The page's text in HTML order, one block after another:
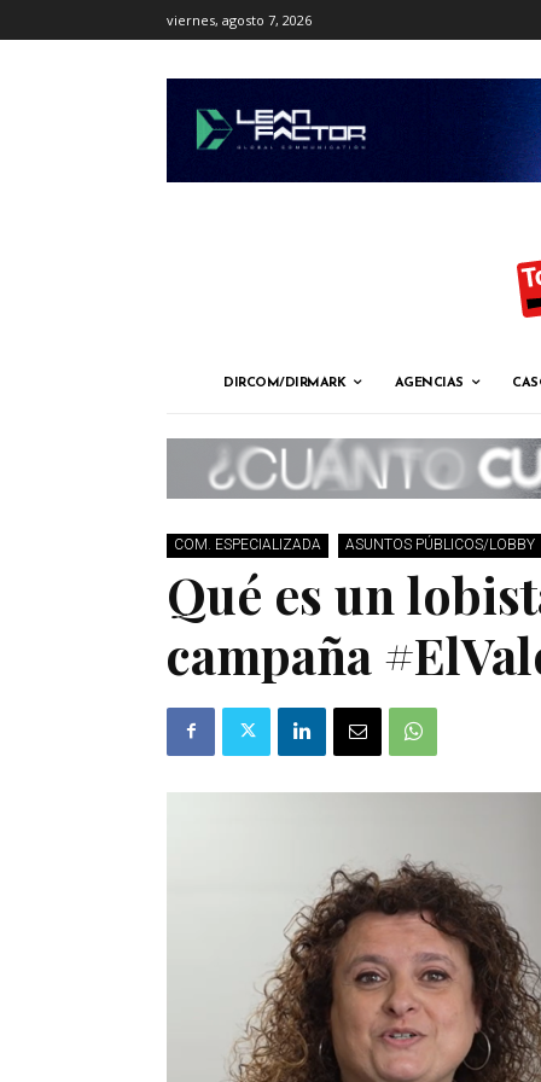
viernes, agosto 7, 2026
DIRCOM/DIRMARK AGENCIAS
COM. ESPECIALIZADA ASUNTOS PÚBLICOS/LOBBY
Qué es un
campaña